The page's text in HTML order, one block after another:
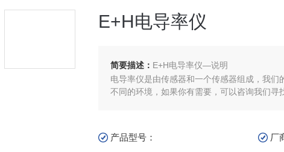
E+H电导率仪
简要描述： E+H电导率仪—说明
电导率仪是由传感器和一个传感器组成，我们
不同的环境，如果你有需要，可以咨询我们寻
产品型号： 厂